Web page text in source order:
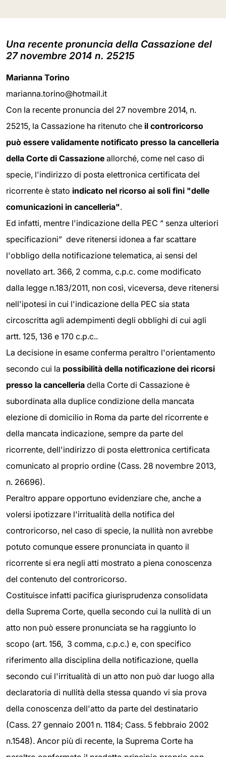
Una recente pronuncia della Cassazione del
27 novembre 2014 n. 25215
Marianna Torino
marianna.torino@hotmail.it
Con la recente pronuncia del 27 novembre 2014, n.
25215, la Cassazione ha ritenuto che il controricorso
può essere validamente notificato presso la cancelleria
della Corte di Cassazione allorché, come nel caso di
specie, l'indirizzo di posta elettronica certificata del
ricorrente è stato indicato nel ricorso ai soli fini "delle
comunicazioni in cancelleria".
Ed infatti, mentre l'indicazione della PEC “ senza ulteriori
specificazioni” deve ritenersi idonea a far scattare
l'obbligo della notificazione telematica, ai sensi del
novellato art. 366, 2 comma, c.p.c. come modificato
dalla legge n.183/2011, non così, viceversa, deve ritenersi
nell'ipotesi in cui l'indicazione della PEC sia stata
circoscritta agli adempimenti degli obblighi di cui agli
artt. 125, 136 e 170 c.p.c..
La decisione in esame conferma peraltro l'orientamento
secondo cui la possibilità della notificazione dei ricorsi
presso la cancelleria della Corte di Cassazione è
subordinata alla duplice condizione della mancata
elezione di domicilio in Roma da parte del ricorrente e
della mancata indicazione, sempre da parte del
ricorrente, dell'indirizzo di posta elettronica certificata
comunicato al proprio ordine (Cass. 28 novembre 2013,
n. 26696).
Peraltro appare opportuno evidenziare che, anche a
volersi ipotizzare l'irritualità della notifica del
controricorso, nel caso di specie, la nullità non avrebbe
potuto comunque essere pronunciata in quanto il
ricorrente si era negli atti mostrato a piena conoscenza
del contenuto del controricorso.
Costituisce infatti pacifica giurisprudenza consolidata
della Suprema Corte, quella secondo cui la nullità di un
atto non può essere pronunciata se ha raggiunto lo
scopo (art. 156, 3 comma, c.p.c.) e, con specifico
riferimento alla disciplina della notificazione, quella
secondo cui l'irritualità di un atto non può dar luogo alla
declaratoria di nullità della stessa quando vi sia prova
della conoscenza dell'atto da parte del destinatario
(Cass. 27 gennaio 2001 n. 1184; Cass. 5 febbraio 2002
n.1548). Ancor più di recente, la Suprema Corte ha